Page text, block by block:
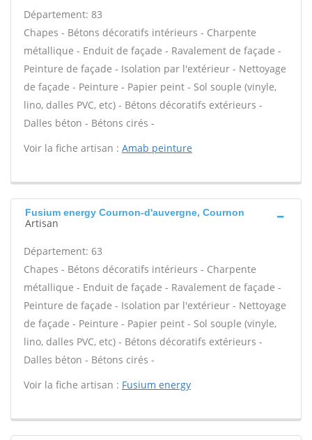
Département: 83
Chapes - Bétons décoratifs intérieurs - Charpente
métallique - Enduit de façade - Ravalement de façade -
Peinture de façade - Isolation par l'extérieur - Nettoyage
de façade - Peinture - Papier peint - Sol souple (vinyle,
lino, dalles PVC, etc) - Bétons décoratifs extérieurs -
Dalles béton - Bétons cirés -
Voir la fiche artisan : Amab peinture
Fusium energy Cournon-d'auvergne, Cournon
Artisan
Département: 63
Chapes - Bétons décoratifs intérieurs - Charpente
métallique - Enduit de façade - Ravalement de façade -
Peinture de façade - Isolation par l'extérieur - Nettoyage
de façade - Peinture - Papier peint - Sol souple (vinyle,
lino, dalles PVC, etc) - Bétons décoratifs extérieurs -
Dalles béton - Bétons cirés -
Voir la fiche artisan : Fusium energy